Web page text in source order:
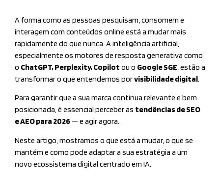
A forma como as pessoas pesquisam, consomem e
interagem com conteúdos online está a mudar mais
rapidamente do que nunca. A inteligência artificial,
especialmente os motores de resposta generativa como
o ChatGPT, Perplexity, Copilot ou o Google SGE, estão a
transformar o que entendemos porvisibilidade digital.
Para garantir que a sua marca continua relevante e bem
posicionada, é essencial perceber as tendências de SEO
e AEO para 2026 — e agir agora.
Neste artigo, mostramos o que está a mudar, o que se
mantém e como pode adaptar a sua estratégia a um
novo ecossistema digital centrado em IA.